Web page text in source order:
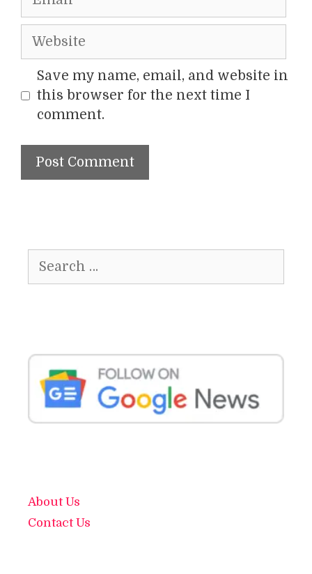
Website
Save my name, email, and website in
this browser for the next time I
comment.
for:
About Us
Contact Us